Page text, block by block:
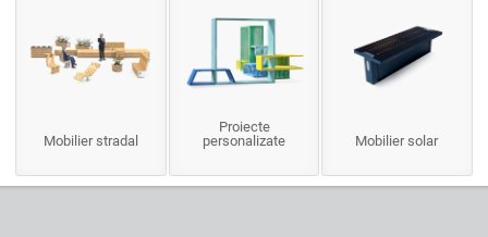
Mobilier stradal
Proiecte
personalizate
Mobilier solar